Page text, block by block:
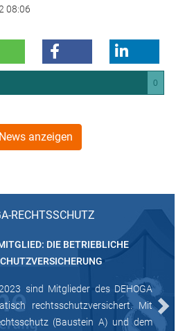
08:06
0
anzeigen
RECHTSSCHUTZ
DIE BETRIEBLICHE
sind Mitglieder des DEHOGA
rechtsschutzversichert. Mit
(Baustein A) und dem
Next